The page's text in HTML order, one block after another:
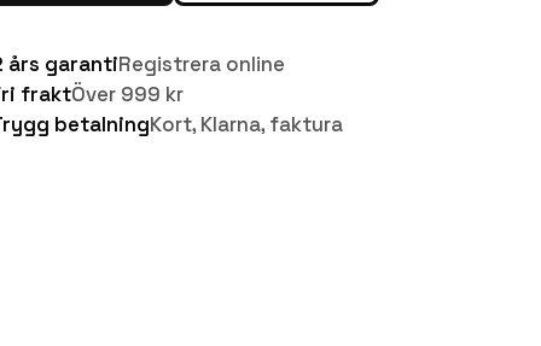
års garantiRegistrera online
fraktÖver 999 kr
betalningKort, Klarna, faktura